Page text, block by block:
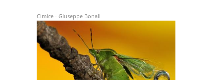
Cimice - Giuseppe Bonali